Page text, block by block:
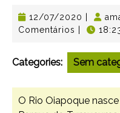
12/07/2020
Comentários
Categories: Sem
O Rio Oiapoque